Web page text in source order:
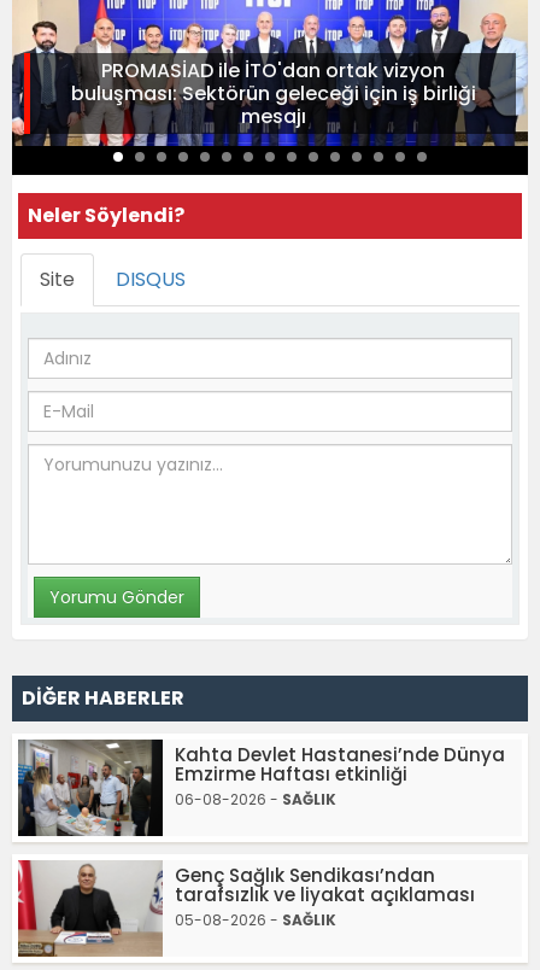
PROMASİAD ile İTO'dan ortak vizyon
buluşması: Sektörün geleceği için iş birliği
mesajı
Neler Söylendi?
Site DISQUS
DİĞER HABERLER
Kahta Devlet Hastanesi’nde Dünya
Emzirme Haftası etkinliği
06-08-2026 - SAĞLIK
Genç Sağlık Sendikası’ndan
tarafsızlık ve liyakat açıklaması
05-08-2026 - SAĞLIK